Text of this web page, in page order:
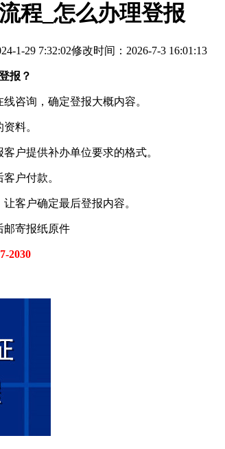
程_怎么办理登报
1-29 7:32:02修改时间：2026-7-3 16:01:13
报？
咨询，确定登报大概内容。
料。
户提供补办单位要求的格式。
户付款。
客户确定最后登报内容。
邮寄报纸原件
2030